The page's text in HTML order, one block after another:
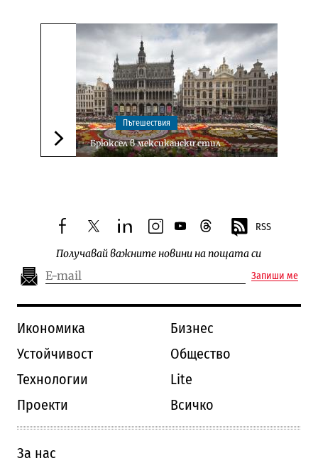
Следваща новина
Пътешествия
Брюксел в мексикански стил
facebooktwitterlinkedininstagram
youtubethreads RSS
Получавай важните новини на пощата си
Запиши ме
Икономика
Бизнес
Устойчивост
Общество
Технологии
Lite
Проекти
Всичко
За нас